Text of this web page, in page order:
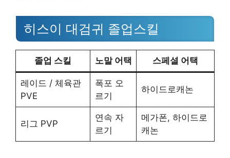
히스이 대검귀 졸업스킬
졸업 스킬 노말 어택 스페셜 어택
레이드 / 체육관
PVE
폭포 오
르기
하이드로캐논
리그 PVP
연속 자
르기
메가폰, 하이드로
캐논